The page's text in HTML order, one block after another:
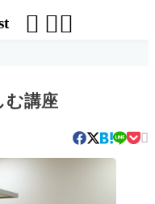
 
む講座
